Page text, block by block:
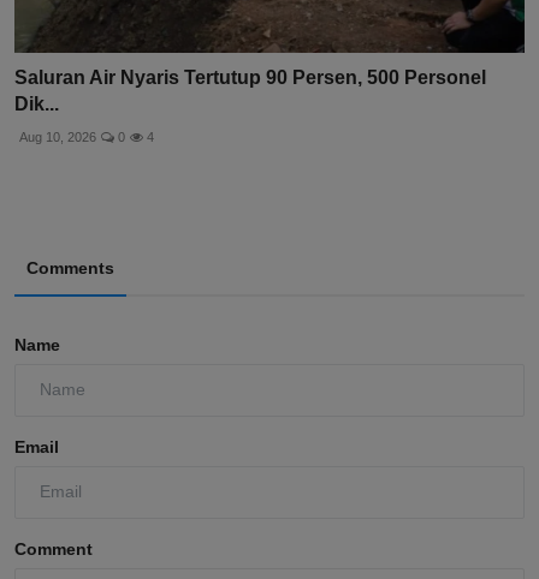
Saluran Air Nyaris Tertutup 90 Persen, 500 Personel
Dik...
Aug 10, 2026 0 4
Comments
Name
Email
Comment